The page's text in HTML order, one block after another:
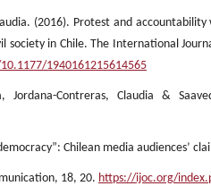
(2016). Protest and
society in Chile. The International
1940161215614565
Jordana-Contreras, Claudia &
Chilean media audiences’
18, 20. https://ijoc.org/